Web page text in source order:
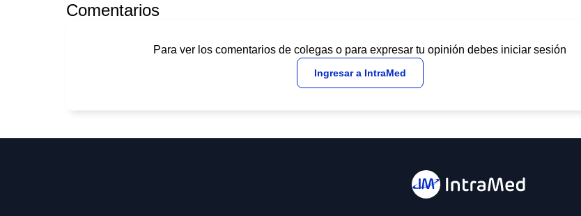
Comentarios
Para ver los comentarios de colegas o para expresar tu opinión debes iniciar sesión
Ingresar a IntraMed